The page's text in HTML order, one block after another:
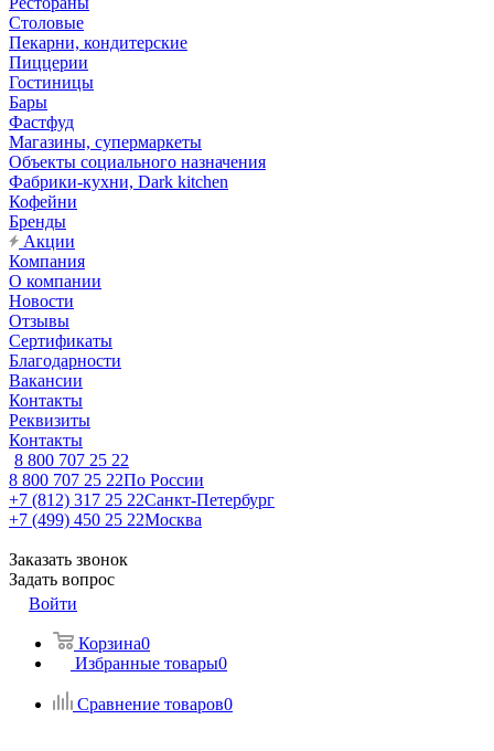
Столовые
Пекарни, кондитерские
Пиццерии
Гостиницы
Бары
Фастфуд
Магазины, супермаркеты
Объекты социального назначения
Фабрики-кухни, Dark kitchen
Кофейни
Бренды
Акции
Компания
О компании
Новости
Отзывы
Сертификаты
Благодарности
Вакансии
Контакты
Реквизиты
Контакты
8 800 707 25 22
8 800 707 25 22По России
+7 (812) 317 25 22Санкт-Петербург
+7 (499) 450 25 22Москва
Заказать звонок
Задать вопрос
Войти
Корзина0
Избранные товары0
Сравнение товаров0